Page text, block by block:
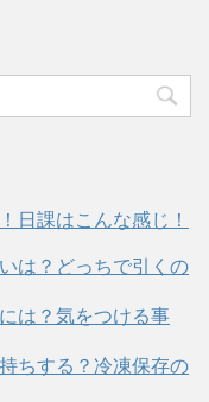
日課はこんな感じ！
は？どっちで引くの
は？気をつける事
ちする？冷凍保存の